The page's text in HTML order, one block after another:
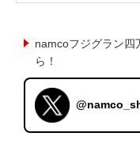
namcoフジグラン四
ら！